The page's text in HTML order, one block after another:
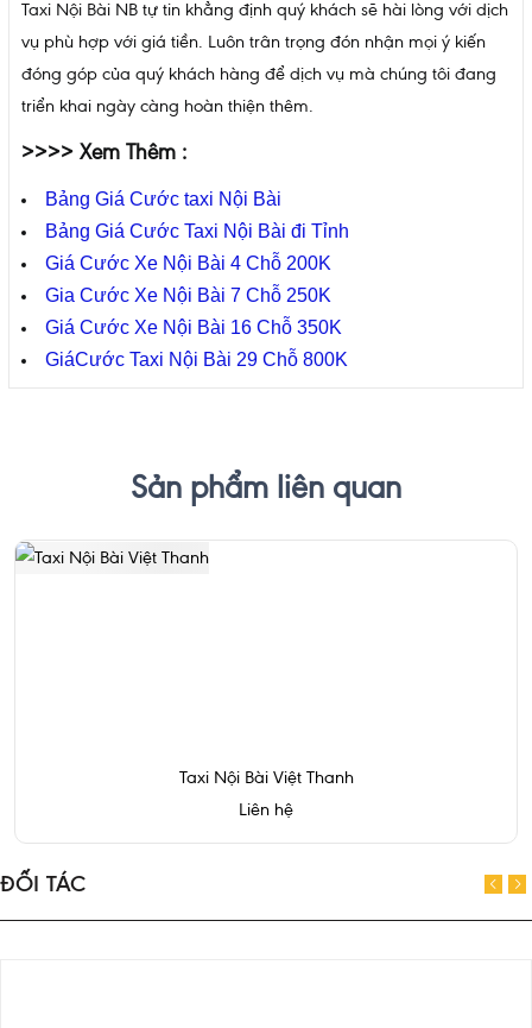
Taxi Nội Bài NB tự tin khẳng định quý khách sẽ hài lòng với dịch
vụ phù hợp với giá tiền. Luôn trân trọng đón nhận mọi ý kiến
đóng góp của quý khách hàng để dịch vụ mà chúng tôi đang
triển khai ngày càng hoàn thiện thêm.
>>>> Xem Thêm :
Bảng Giá Cước taxi Nội Bài
Bảng Giá Cước Taxi Nội Bài đi Tỉnh
Giá Cước Xe Nội Bài 4 Chỗ 200K
Gia Cước Xe Nội Bài 7 Chỗ 250K
Giá Cước Xe Nội Bài 16 Chỗ 350K
GiáCước Taxi Nội Bài 29 Chỗ 800K
Sản phẩm liên quan
Taxi Nội Bài Việt Thanh
Liên hệ
ĐỐI TÁC